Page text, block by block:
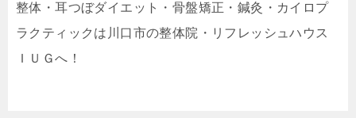
整体・耳つぼダイエット・骨盤矯正・鍼灸・カイロプ
ラクティックは川口市の整体院・リフレッシュハウス
ＩＵＧへ！